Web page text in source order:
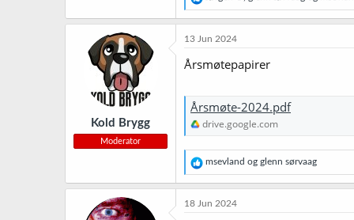
e
a
o
r
:
Kold Brygg
Moderator
13 Jun 2024
Årsmøtepapirer
Årsmøte-2024.pdf
drive.google.com
R
e
a
msevland og glenn sørvaag
18 Jun 2024